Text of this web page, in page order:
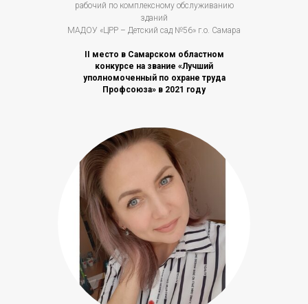
рабочий по комплексному обслуживанию
зданий
МАДОУ «ЦРР – Детский сад №56» г.о. Самара
II место в Самарском областном
конкурсе на звание «Лучший
уполномоченный по охране труда
Профсоюза» в 2021 году